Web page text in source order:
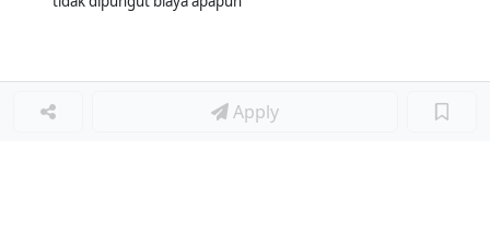
Apply